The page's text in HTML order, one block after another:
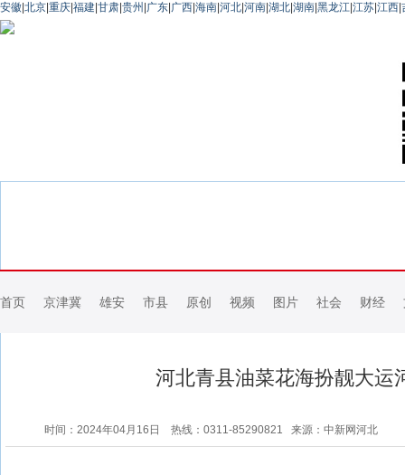
安徽 北京 重庆 福建 甘肃 贵州 广东 广西 海南 河北 河南 湖北 湖南 黑龙江 江苏 江西
首页 京津冀 雄安 市县 原创 视频 图片 社会 财经
河北青县油菜花海扮靓大运
时间：2024年04月16日 热线：0311-85290821 来源：中新网河北